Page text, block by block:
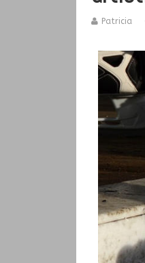
Patricia